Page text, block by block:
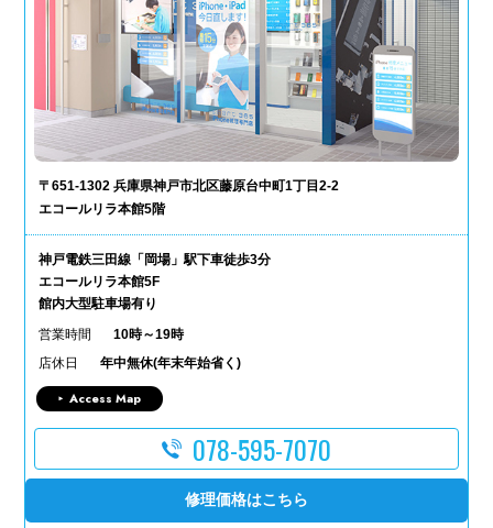
〒651-1302 兵庫県神戸市北区藤原台中町1丁目2-2
エコールリラ本館5階
神戸電鉄三田線「岡場」駅下車徒歩3分
エコールリラ本館5F
館内大型駐車場有り
営業時間
10時～19時
店休日
年中無休(年末年始省く)
Access Map
078-595-7070
修理価格はこちら